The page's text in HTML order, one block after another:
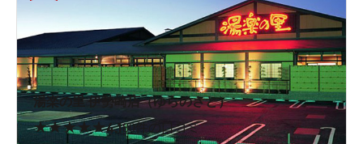
湯楽の里 伊勢崎店（ゆらのさと）
★★★★★4.180件の口コミ